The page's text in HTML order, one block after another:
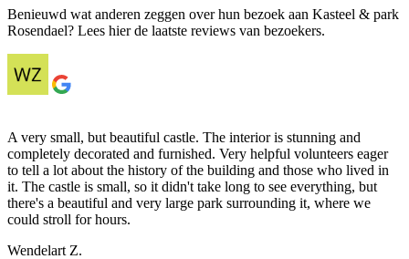
Benieuwd wat anderen zeggen over hun bezoek aan Kasteel & park
Rosendael? Lees hier de laatste reviews van bezoekers.
A very small, but beautiful castle. The interior is stunning and
completely decorated and furnished. Very helpful volunteers eager
to tell a lot about the history of the building and those who lived in
it. The castle is small, so it didn't take long to see everything, but
there's a beautiful and very large park surrounding it, where we
could stroll for hours.
Wendelart Z.